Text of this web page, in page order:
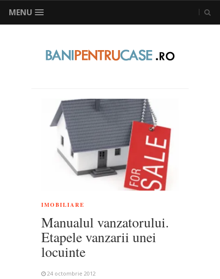
MENU
IMOBILIARE
Manualul vanzatorului.
Etapele vanzarii unei
locuinte
24 octombrie 2012